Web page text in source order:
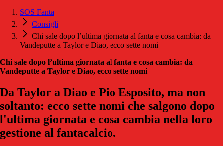
SOS Fanta
Consigli
Chi sale dopo l’ultima giornata al fanta e cosa cambia: da
Vandeputte a Taylor e Diao, ecco sette nomi
Chi sale dopo l’ultima giornata al fanta e cosa cambia: da
Vandeputte a Taylor e Diao, ecco sette nomi
Da Taylor a Diao e Pio Esposito, ma non
soltanto: ecco sette nomi che salgono dopo
l'ultima giornata e cosa cambia nella loro
gestione al fantacalcio.